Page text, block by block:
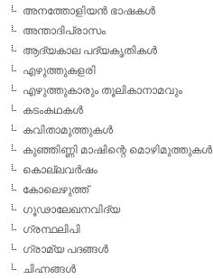
അനത്തോളിയന്‍ ഭാഷകള്‍
അന്താദിപ്രാസം
ആദ്യകാല പദ്യകൃതികള്‍
എഴുത്തുകളരി
എഴുത്തുകാരും തൂലികാനാമവും
കടംകഥകള്‍
കവിതാമുത്തുകള്‍
കുഞ്ഞിണ്ണി മാഷിന്റെ മൊഴിമുത്തുകള്‍
കൊല്ലവര്‍ഷം
കോലെഴുത്ത്
ഗൂഢാലേഖനവിദ്യ
ഗ്രന്ഥലിപി
ഗ്രാമ്യ പദങ്ങള്‍
ചിഹ്നങ്ങള്‍